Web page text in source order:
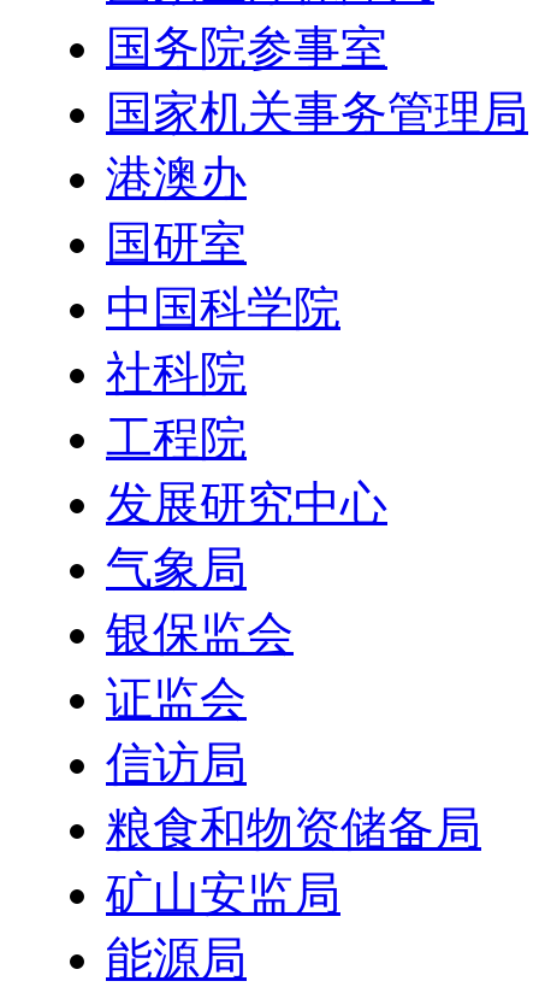
国务院参事室
国家机关事务管理局
港澳办
国研室
中国科学院
社科院
工程院
发展研究中心
气象局
银保监会
证监会
信访局
粮食和物资储备局
矿山安监局
能源局